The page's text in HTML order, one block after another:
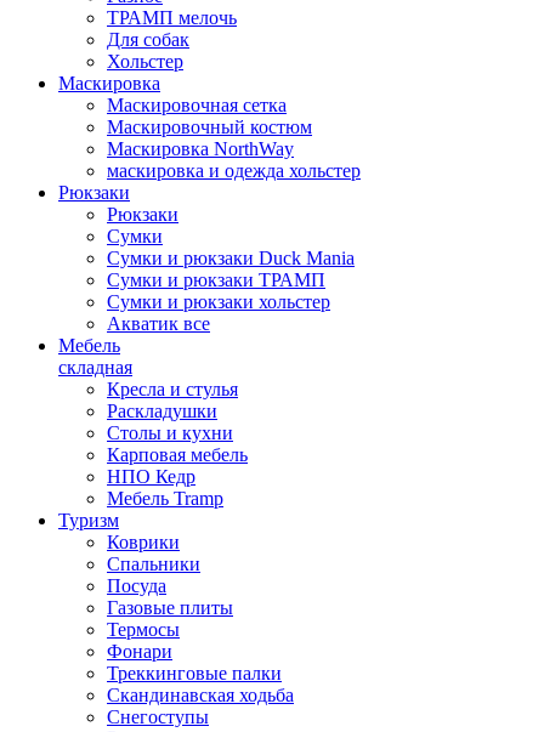
ТРАМП мелочь
Для собак
Хольстер
Маскировка
Маскировочная сетка
Маскировочный костюм
Маскировка NorthWay
маскировка и одежда хольстер
Рюкзаки
Рюкзаки
Сумки
Сумки и рюкзаки Duck Mania
Сумки и рюкзаки ТРАМП
Сумки и рюкзаки хольстер
Акватик все
Мебель
складная
Кресла и стулья
Раскладушки
Столы и кухни
Карповая мебель
НПО Кедр
Мебель Tramp
Туризм
Коврики
Спальники
Посуда
Газовые плиты
Термосы
Фонари
Треккинговые палки
Скандинавская ходьба
Снегоступы